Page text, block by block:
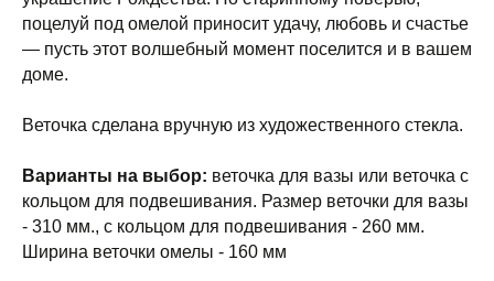
поцелуй под омелой приносит удачу, любовь и счастье
— пусть этот волшебный момент поселится и в вашем
доме.
Веточка сделана вручную из художественного стекла.
Варианты на выбор: веточка для вазы или веточка с
кольцом для подвешивания. Размер веточки для вазы
- 310 мм., с кольцом для подвешивания - 260 мм.
Ширина веточки омелы - 160 мм